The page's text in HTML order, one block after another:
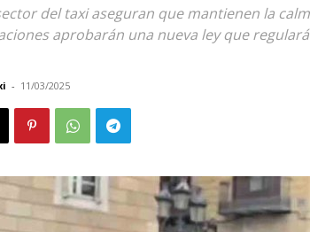
del taxi aseguran que mantienen la
aprobarán una nueva ley que
- 11/03/2025